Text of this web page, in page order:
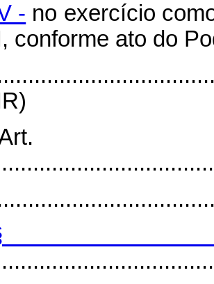
- no exercício
conforme ato do